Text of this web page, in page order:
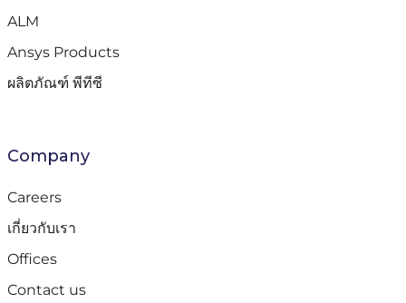
ALM
Ansys Products
ผลิตภัณฑ์ พีทีซี
Company
Careers
เกี่ยวกับเรา
Offices
Contact us